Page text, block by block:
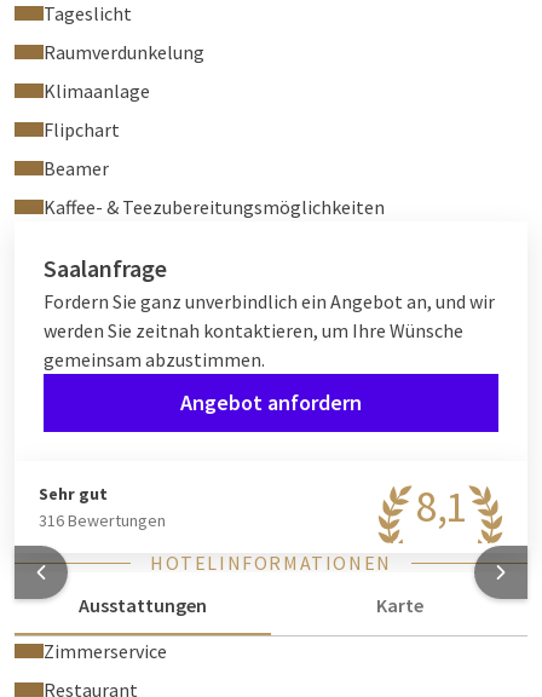
Tageslicht
Raumverdunkelung
Klimaanlage
Flipchart
Beamer
Kaffee- & Teezubereitungsmöglichkeiten
Saalanfrage
Fordern Sie ganz unverbindlich ein Angebot an, und wir
werden Sie zeitnah kontaktieren, um Ihre Wünsche
gemeinsam abzustimmen.
Angebot anfordern
8,1
Sehr gut
316 Bewertungen
HOTELINFORMATIONEN
Ausstattungen
Karte
Zimmerservice
Restaurant